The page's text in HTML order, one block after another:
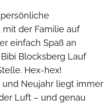
der Familie auf
einfach Spaß an
Blocksberg Lauf
Hex-hex!
Neujahr liegt immer
Luft – und genau